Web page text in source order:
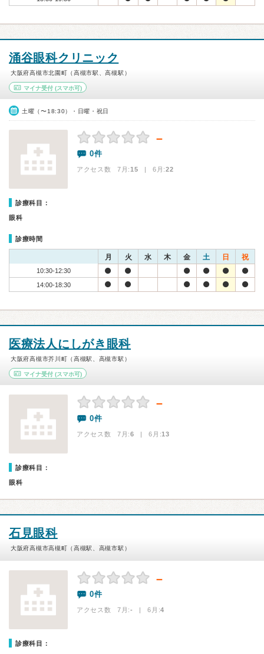
涌谷眼科クリニック
大阪府高槻市北園町（高槻市駅、高槻駅）
マイナ受付 (スマホ可)
土曜（〜18:30）・日曜・祝日
－
0件
アクセス数 7月:15 | 6月:22
診療科目：
眼科
診療時間
月 火 水 木 金 土 日 祝
10:30-12:30
14:00-18:30
医療法人にしがき眼科
大阪府高槻市芥川町（高槻駅、高槻市駅）
マイナ受付 (スマホ可)
－
0件
アクセス数 7月:6 | 6月:13
診療科目：
眼科
石見眼科
大阪府高槻市高槻町（高槻駅、高槻市駅）
－
0件
アクセス数 7月:- | 6月:4
診療科目：